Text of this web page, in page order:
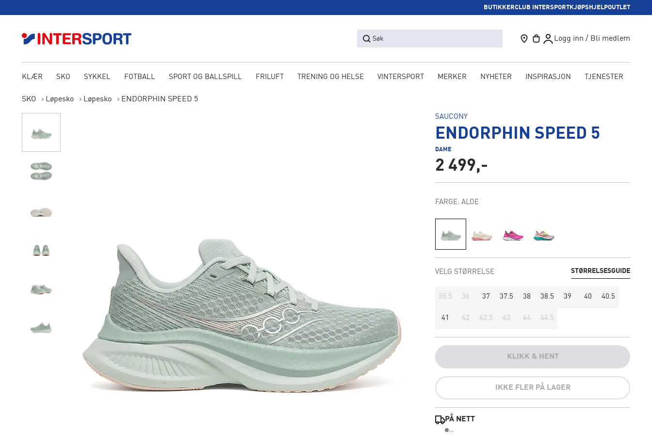
BUTIKKERCLUB INTERSPORTKJØPSHJELPOUTLET
Søk Logg inn / Bli medlem
KLÆR SKO SYKKEL FOTBALL SPORT OG BALLSPILL FRILUFT TRENING OG HELSE VINTERSPORT MERKER NYHETER INSPIRASJON TJENESTER
SKO Løpesko Løpesko ENDORPHIN SPEED 5
SAUCONY
ENDORPHIN SPEED 5
DAME
2 499,-
FARGE: ALOE
VELG STØRRELSE STØRRELSESGUIDE
35.5 36 37 37.5 38 38.5 39 40 40.5
41 42 42.5 43 44 44.5
KLIKK & HENT
IKKE FLER PÅ LAGER
PÅ NETT
...